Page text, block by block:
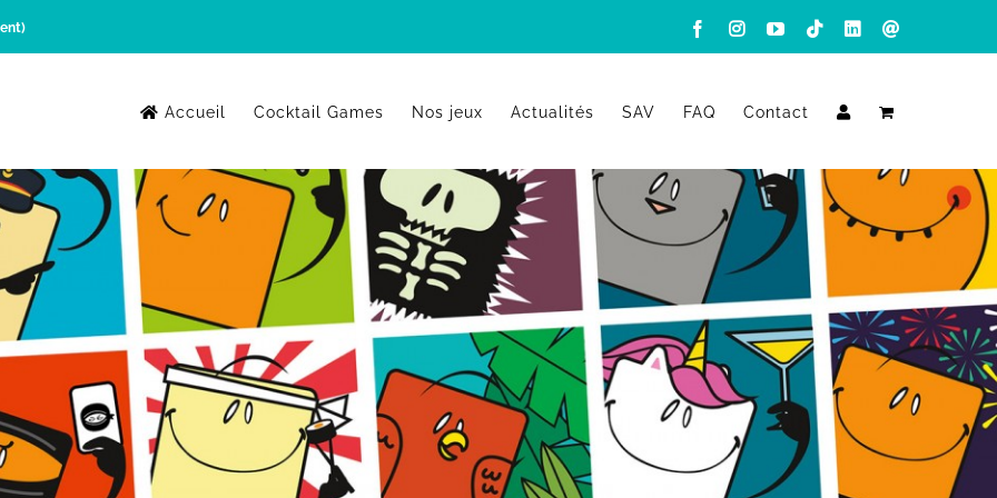
FacebookInstagram
YouTube
TiktokLinkedIn
Accueil Cocktail Games Nos jeux Actualités SAV FAQ Contact